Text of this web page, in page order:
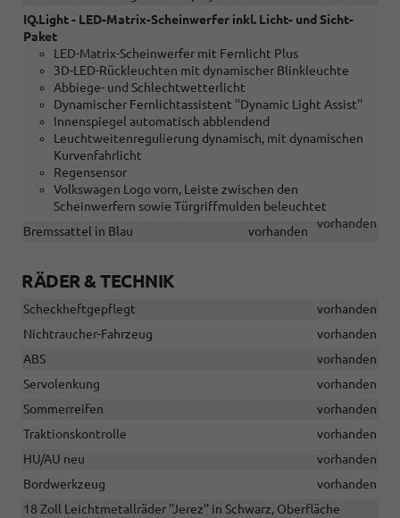
IQ.Light - LED-Matrix-Scheinwerfer inkl. Licht- und Sicht-
Paket
LED-Matrix-Scheinwerfer mit Fernlicht Plus
3D-LED-Rückleuchten mit dynamischer Blinkleuchte
Abbiege- und Schlechtwetterlicht
Dynamischer Fernlichtassistent ''Dynamic Light Assist''
Innenspiegel automatisch abblendend
Leuchtweitenregulierung dynamisch, mit dynamischen
Kurvenfahrlicht
Regensensor
Volkswagen Logo vorn, Leiste zwischen den
Scheinwerfern sowie Türgriffmulden beleuchtet
vorhanden
Bremssattel in Blau vorhanden
RÄDER & TECHNIK
Scheckheftgepflegt
vorhanden
Nichtraucher-Fahrzeug
vorhanden
ABS
vorhanden
Servolenkung
vorhanden
Sommerreifen
vorhanden
Traktionskontrolle
vorhanden
HU/AU neu
vorhanden
Bordwerkzeug
vorhanden
18 Zoll Leichtmetallräder ''Jerez'' in Schwarz, Oberfläche